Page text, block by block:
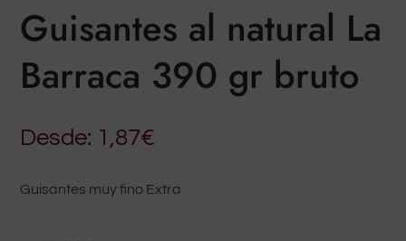
Guisantes al natural La
Barraca 390 gr bruto
Desde: 1,87€
Guisantes muy fino Extra